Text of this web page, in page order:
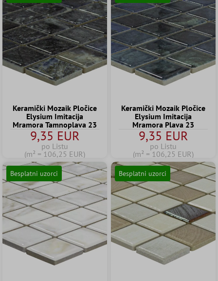
Keramički Mozaik Pločice
Elysium Imitacija
Mramora Tamnoplava 23
9,35 EUR
po Listu
(m² = 106,25 EUR)
Keramički Mozaik Pločice
Elysium Imitacija
Mramora Plava 23
9,35 EUR
po Listu
(m² = 106,25 EUR)
Besplatni uzorci Besplatni uzorci